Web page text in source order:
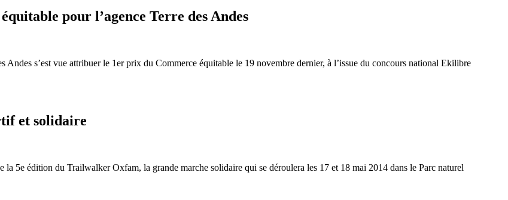
pour l’agence Terre des Andes
Andes s’est vue attribuer le 1er prix du Commerce équitable le 19 novembre dernier, à l’issue du concours national Ekilibre
et solidaire
la 5e édition du Trailwalker Oxfam, la grande marche solidaire qui se déroulera les 17 et 18 mai 2014 dans le Parc naturel